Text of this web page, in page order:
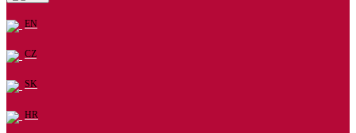
EN
CZ
SK
HR